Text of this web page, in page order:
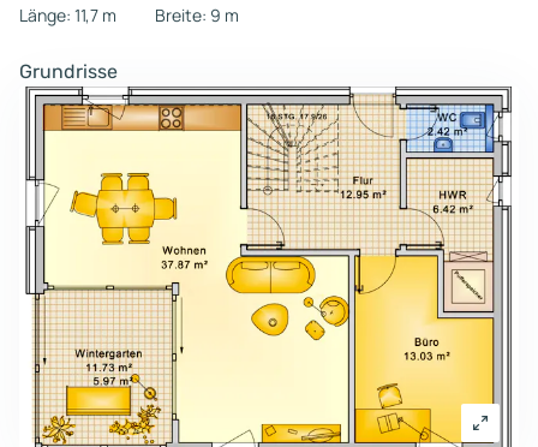
Länge: 11,7 m
Breite: 9 m
Grundrisse